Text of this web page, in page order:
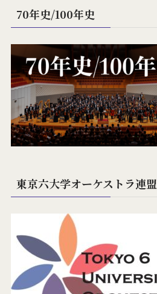
70年史/100年史
東京六大学オーケストラ連盟